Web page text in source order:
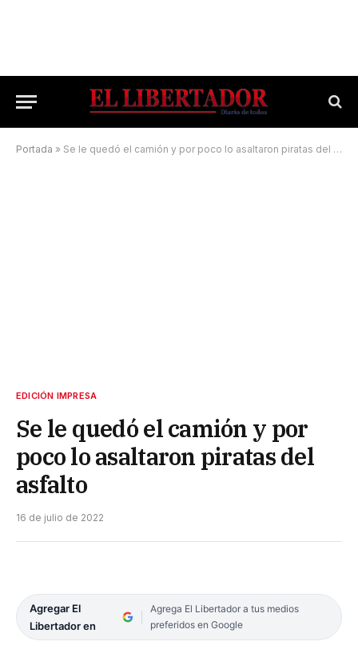
Portada » Se le quedó el camión y por poco lo asaltaron piratas del asfalto
EDICIÓN IMPRESA
Se le quedó el camión y por
poco lo asaltaron piratas del
asfalto
16 de julio de 2022
Agregar El
Libertador en
Agrega El Libertador a tus medios
preferidos en Google